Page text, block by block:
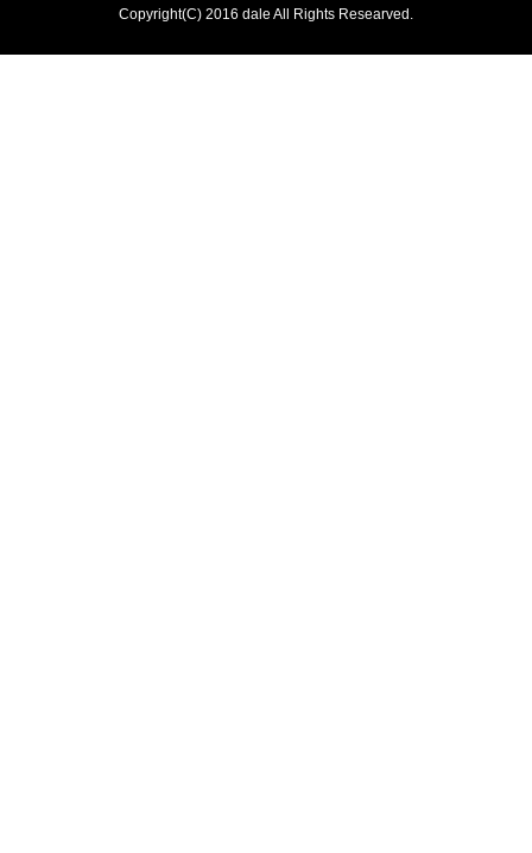
Copyright(C) 2016 dale All Rights Researved.